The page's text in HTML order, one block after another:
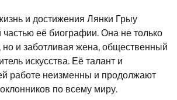
и достижения Лянки Грыу
её биографии. Она не только
но и заботливая жена, общественный
искусства. Её талант и
работе неизменны и продолжают
по всему миру.